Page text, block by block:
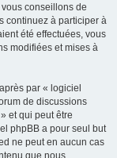
conseillons de
continuez à participer à
été effectuées, vous
modifiées et mises à
par « logiciel
de discussions
» et qui peut être
phpBB a pour seul but
ne peut en aucun cas
que nous